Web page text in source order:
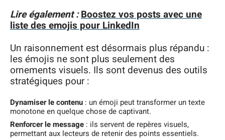
Lire également :Boostez vos posts avec une
liste des emojis pour LinkedIn
Un raisonnement est désormais plus répandu :
les émojis ne sont plus seulement des
ornements visuels. Ils sont devenus des outils
stratégiques pour :
Dynamiser le contenu : un émoji peut transformer un texte
monotone en quelque chose de captivant.
Renforcer le message : ils servent de repères visuels,
permettant aux lecteurs de retenir des points essentiels.